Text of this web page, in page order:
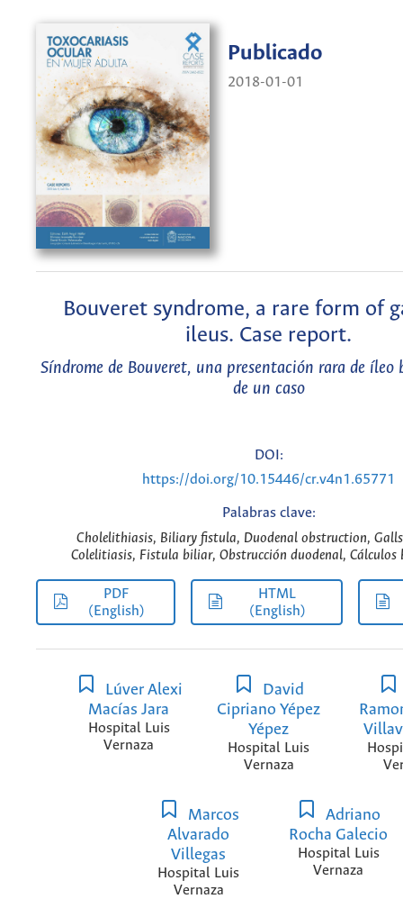
Publicado
2018-01-01
Bouveret syndrome, a rare form of
ileus. Case report.
Síndrome de Bouveret, una presentación rara de íleo
de un caso
DOI:
https://doi.org/10.15446/cr.v4n1.65771
Palabras clave:
Cholelithiasis, Biliary fistula, Duodenal obstruction,
Colelitiasis, Fistula biliar, Obstrucción duodenal, Cálculos
PDF
(English)
HTML
(English)
Lúver Alexi
Macías Jara
Hospital Luis
Vernaza
David
Cipriano Yépez
Yépez
Hospital Luis
Vernaza
Marcos
Alvarado
Villegas
Hospital Luis
Vernaza
Adriano
Rocha Galecio
Hospital Luis
Vernaza